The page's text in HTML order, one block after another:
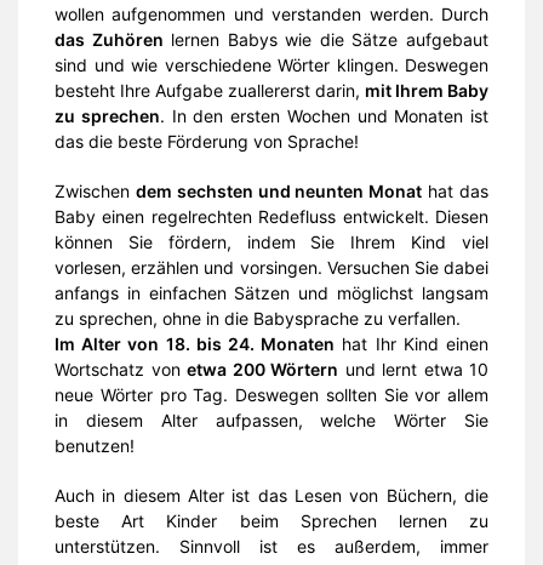
wollen aufgenommen und verstanden werden. Durch
das Zuhören lernen Babys wie die Sätze aufgebaut
sind und wie verschiedene Wörter klingen. Deswegen
besteht Ihre Aufgabe zuallererst darin, mit Ihrem Baby
zu sprechen. In den ersten Wochen und Monaten ist
das die beste Förderung von Sprache!
Zwischen dem sechsten und neunten Monat hat das
Baby einen regelrechten Redefluss entwickelt. Diesen
können Sie fördern, indem Sie Ihrem Kind viel
vorlesen, erzählen und vorsingen. Versuchen Sie dabei
anfangs in einfachen Sätzen und möglichst langsam
zu sprechen, ohne in die Babysprache zu verfallen.
Im Alter von 18. bis 24. Monaten hat Ihr Kind einen
Wortschatz von etwa 200 Wörtern und lernt etwa 10
neue Wörter pro Tag. Deswegen sollten Sie vor allem
in diesem Alter aufpassen, welche Wörter Sie
benutzen!
Auch in diesem Alter ist das Lesen von Büchern, die
beste Art Kinder beim Sprechen lernen zu
unterstützen. Sinnvoll ist es außerdem, immer